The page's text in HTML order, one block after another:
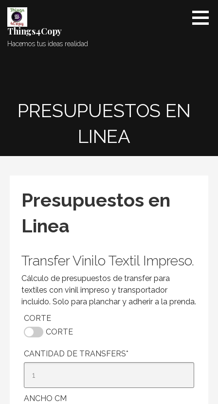
Saltar
contenido
Things4Copy
Hacemos tus ideas realidad
PRESUPUESTOS EN
LINEA
Presupuestos en
Linea
Transfer Vinilo Textil Impreso.
Cálculo de presupuestos de transfer para
textiles con vinil impreso y transportador
incluido. Solo para planchar y adherir a la prenda.
CORTE
CORTE
CANTIDAD DE TRANSFERS*
ANCHO CM